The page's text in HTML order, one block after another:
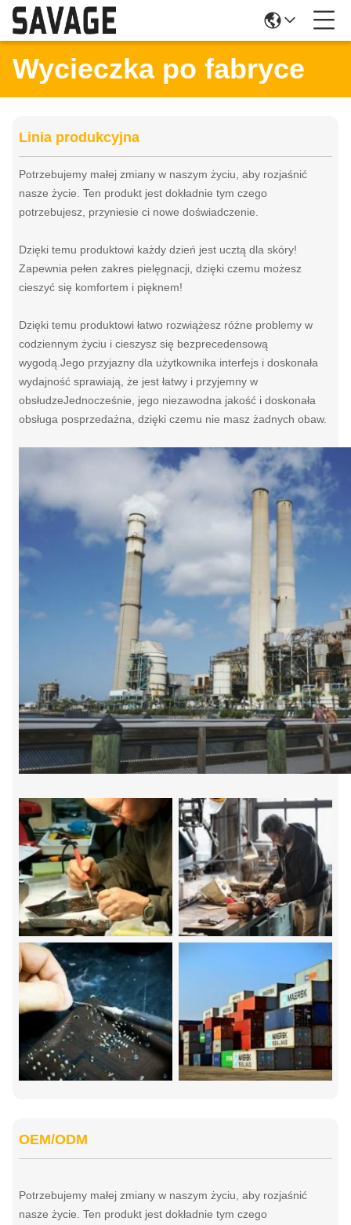
Wycieczka po fabryce
Linia produkcyjna
Potrzebujemy małej zmiany w naszym życiu, aby rozjaśnić
nasze życie. Ten produkt jest dokładnie tym czego
potrzebujesz, przyniesie ci nowe doświadczenie.
Dzięki temu produktowi każdy dzień jest ucztą dla skóry!
Zapewnia pełen zakres pielęgnacji, dzięki czemu możesz
cieszyć się komfortem i pięknem!
Dzięki temu produktowi łatwo rozwiążesz różne problemy w
codziennym życiu i cieszysz się bezprecedensową
wygodą.Jego przyjazny dla użytkownika interfejs i doskonała
wydajność sprawiają, że jest łatwy i przyjemny w
obsłudzeJednocześnie, jego niezawodna jakość i doskonała
obsługa posprzedażna, dzięki czemu nie masz żadnych obaw.
OEM/ODM
Potrzebujemy małej zmiany w naszym życiu, aby rozjaśnić
nasze życie. Ten produkt jest dokładnie tym czego